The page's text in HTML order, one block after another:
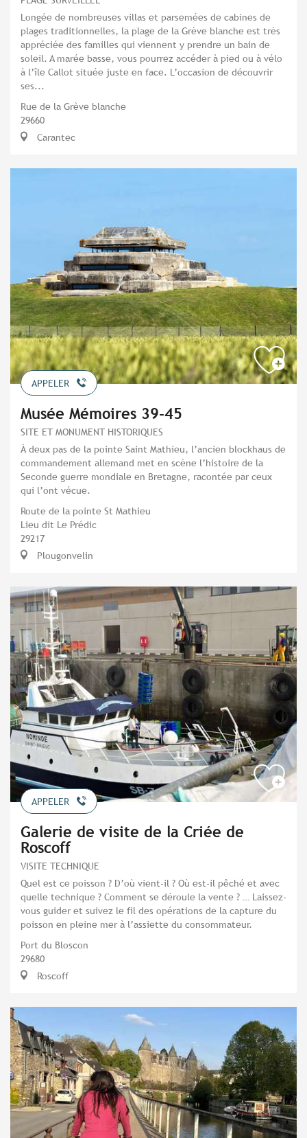
Longée de nombreuses villas et parsemées de cabines de
plages traditionnelles, la plage de la Grève blanche est très
appréciée des familles qui viennent y prendre un bain de
soleil. A marée basse, vous pourrez accéder à pied ou à vélo
à l’île Callot située juste en face. L’occasion de découvrir
ses...
Rue de la Grève blanche
29660
Carantec
APPELER
Musée Mémoires 39-45
SITE ET MONUMENT HISTORIQUES
À deux pas de la pointe Saint Mathieu, l’ancien blockhaus de
commandement allemand met en scène l’histoire de la
Seconde guerre mondiale en Bretagne, racontée par ceux
qui l’ont vécue.
Route de la pointe St Mathieu
Lieu dit Le Prédic
29217
Plougonvelin
APPELER
Galerie de visite de la Criée de
Roscoff
VISITE TECHNIQUE
Quel est ce poisson ? D’où vient-il ? Où est-il pêché et avec
quelle technique ? Comment se déroule la vente ? … Laissez-
vous guider et suivez le fil des opérations de la capture du
poisson en pleine mer à l’assiette du consommateur.
Port du Bloscon
29680
Roscoff